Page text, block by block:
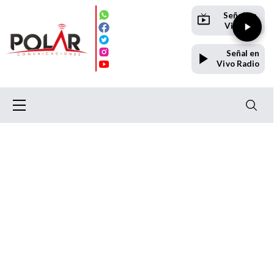
Señal en
Vivo TV
Señal en
Vivo Radio